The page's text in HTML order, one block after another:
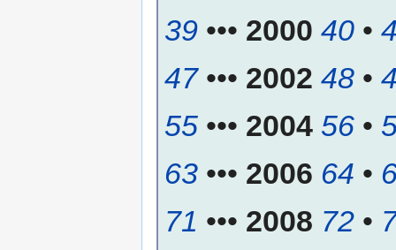
39 ••• 2000 40 •
47••• 2002 48 •
55 ••• 2004 56 •
63 ••• 2006 64 •
71 ••• 2008 72 •